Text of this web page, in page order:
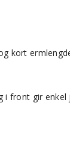
front gir